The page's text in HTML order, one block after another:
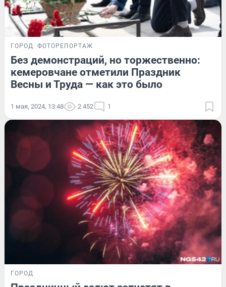
ГОРОД ФОТОРЕПОРТАЖ
Без демонстраций, но торжественно:
кемеровчане отметили Праздник
Весны и Труда — как это было
1 мая, 2024, 13:48 2 452 1
ГОРОД